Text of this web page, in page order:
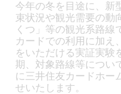
今年の冬を目途に、新
束状況や観光需要の動
くつ」等の観光系路線
カードでの利用に加え
をいただける実証実験
期、対象路線等につい
に三井住友カードホー
せいたします。